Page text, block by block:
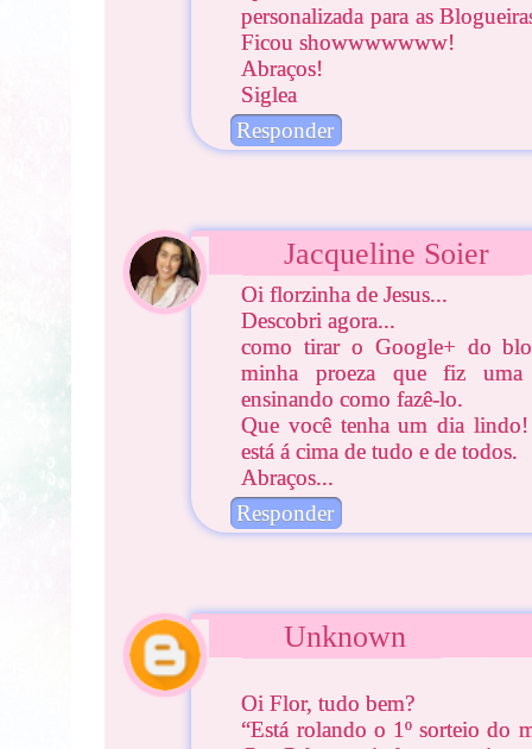
personalizada para as
Ficou showwwwwww!
Abraços!
Siglea
Responder
Jacqueline Soier
Oi florzinha de Jesus...
Descobri agora...
como tirar o Google+ do
minha proeza que fiz
ensinando como fazê-lo.
Que você tenha um dia
está á cima de tudo e de todos.
Abraços...
Responder
Unknown
Oi Flor, tudo bem?
“Está rolando o 1º sorteio do